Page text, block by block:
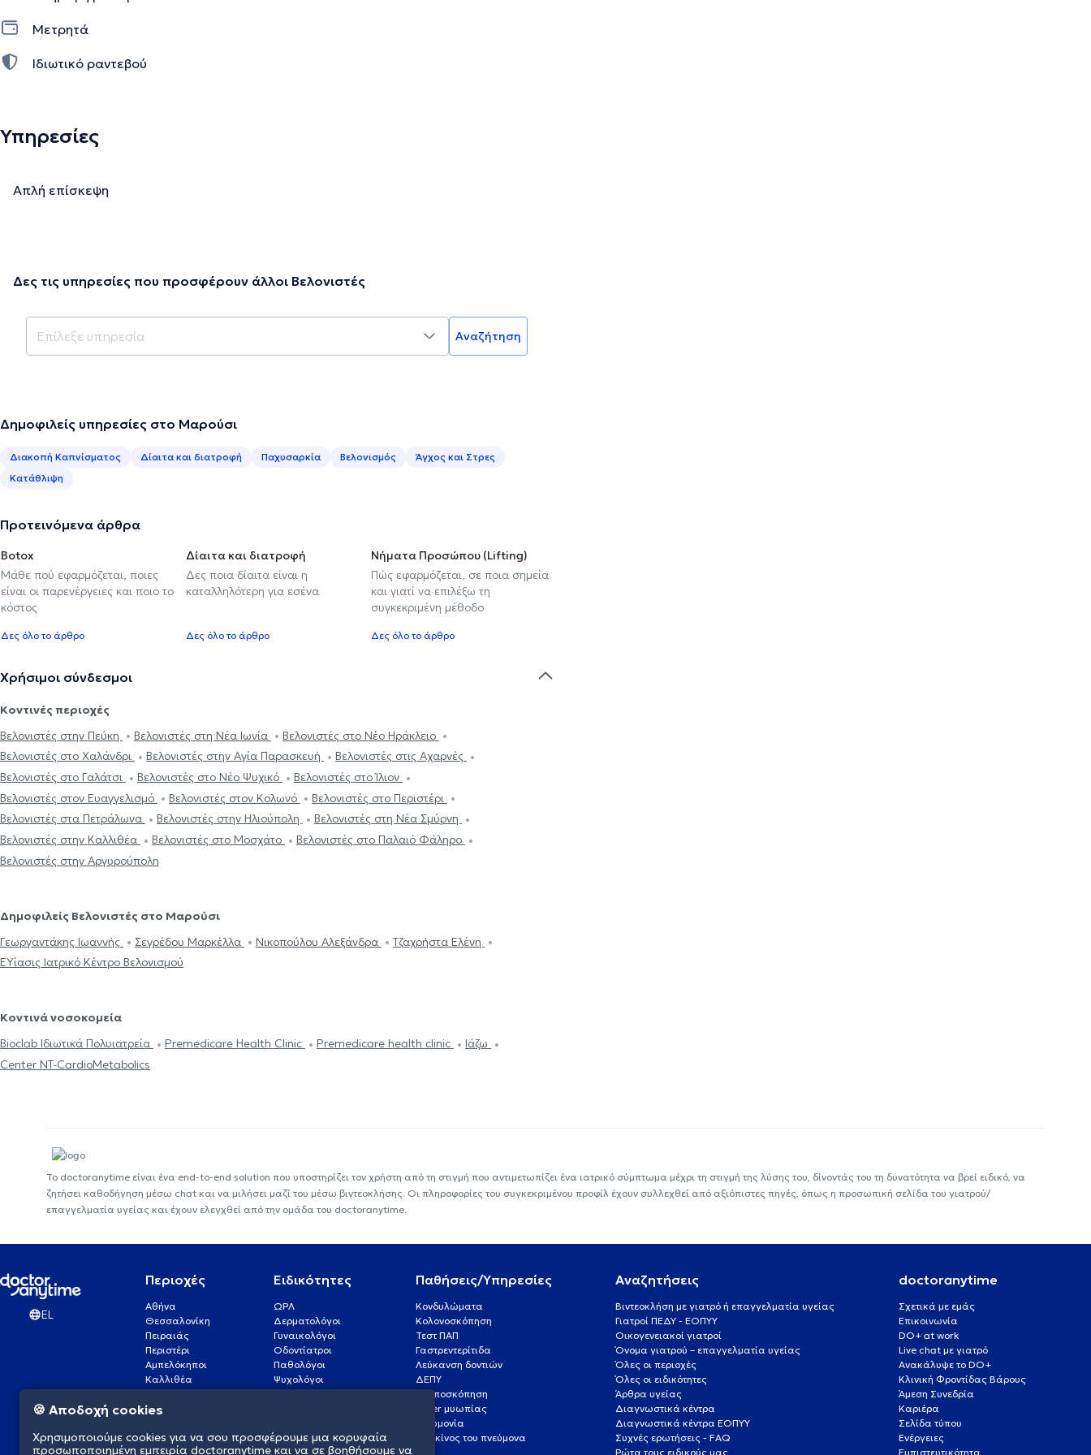
Μετρητά
Ιδιωτικό ραντεβού
Υπηρεσίες
Απλή επίσκεψη
Δες τις υπηρεσίες που προσφέρουν άλλοι Βελονιστές
Αναζήτηση
Δημοφιλείς υπηρεσίες στο Μαρούσι
Διακοπή Καπνίσματος Δίαιτα και διατροφή Παχυσαρκία Βελονισμός
Άγχος και Στρες
Κατάθλιψη
Προτεινόμενα άρθρα
Botox
Μάθε πού εφαρμόζεται, ποιες
είναι οι παρενέργειες και ποιο το
κόστος
Δες όλο το άρθρο
Δίαιτα και διατροφή
Δες ποια δίαιτα είναι η
καταλληλότερη για εσένα
Δες όλο το άρθρο
Νήματα Προσώπου (Lifting)
Πώς εφαρμόζεται, σε ποια σημεία
και γιατί να επιλέξω τη
συγκεκριμένη μέθοδο
Δες όλο το άρθρο
Χρήσιμοι σύνδεσμοι
Κοντινές περιοχές
Βελονιστές στην Πεύκη
Βελονιστές στη Νέα Ιωνία
Βελονιστές στο Νέο Ηράκλειο
Βελονιστές στο Χαλάνδρι
Βελονιστές στην Αγία Παρασκευή
Βελονιστές στις Αχαρνές
Βελονιστές στο Γαλάτσι
Βελονιστές στο Νέο Ψυχικό
Βελονιστές στο Ίλιον
Βελονιστές στον Ευαγγελισμό
Βελονιστές στον Κολωνό
Βελονιστές στο Περιστέρι
Βελονιστές στα Πετράλωνα
Βελονιστές στην Ηλιούπολη
Βελονιστές στη Νέα Σμύρνη
Βελονιστές στην Καλλιθέα
Βελονιστές στο Μοσχάτο
Βελονιστές στο Παλαιό Φάληρο
Βελονιστές στην Αργυρούπολη
Δημοφιλείς Βελονιστές στο Μαρούσι
Γεωργαντάκης Ιωαννής
Σεγρέδου Μαρκέλλα Νικοπούλου Αλεξάνδρα
Τζαχρήστα Ελένη
ΕΥίασις Ιατρικό Κέντρο Βελονισμού
Κοντινά νοσοκομεία
Bioclab Ιδιωτικά Πολυιατρεία
Premedicare Health Clinic Premedicare health clinic
Ιάζω
Center NT-CardioMetabolics
Το doctoranytime είναι ένα end-to-end solution που υποστηρίζει τον χρήστη από τη στιγμή που αντιμετωπίζει ένα ιατρικό σύμπτωμα μέχρι τη στιγμή της λύσης του, δίνοντάς του τη δυνατότητα να βρεί ειδικό, να
ζητήσει καθοδήγηση μέσω chat και να μιλήσει μαζί του μέσω βιντεοκλήσης. Οι πληροφορίες του συγκεκριμένου προφίλ έχουν συλλεχθεί από αξιόπιστες πηγές, όπως η προσωπική σελίδα του γιατρού/
επαγγελματία υγείας και έχουν ελεγχθεί από την ομάδα του doctoranytime.
EL
Περιοχές
Αθήνα
Θεσσαλονίκη
Πειραιάς
Περιστέρι
Αμπελόκηποι
Καλλιθέα
Γλυφάδα
Νέα Σμύρνη
Ειδικότητες
ΩΡΛ
Δερματολόγοι
Γυναικολόγοι
Οδοντίατροι
Παθολόγοι
Ψυχολόγοι
Καρδιολόγοι
Παθήσεις/Υπηρεσίες
Κονδυλώματα
Κολονοσκόπηση
Τεστ ΠΑΠ
Γαστρεντερίτιδα
Λεύκανση δοντιών
ΔΕΠΥ
Κολποσκόπηση
Laser μυωπίας
Πνευμονία
Καρκίνος του πνεύμονα
Αναζητήσεις
Βιντεοκλήση με γιατρό ή επαγγελματία υγείας
Γιατροί ΠΕΔΥ - ΕΟΠΥΥ
Οικογενειακοί γιατροί
Όνομα γιατρού – επαγγελματία υγείας
Όλες οι περιοχές
Όλες οι ειδικότητες
Άρθρα υγείας
Διαγνωστικά κέντρα
Διαγνωστικά κέντρα ΕΟΠΥΥ
Συχνές ερωτήσεις - FAQ
Ρώτα τους ειδικούς μας
doctoranytime
Σχετικά με εμάς
Επικοινωνία
DO+ at work
Live chat με γιατρό
Ανακάλυψε το DO+
Κλινική Φροντίδας Βάρους
Άμεση Συνεδρία
Καριέρα
Σελίδα τύπου
Ενέργειες
Εμπιστευτικότητα
🍪 Αποδοχή cookies
Χρησιμοποιούμε cookies για να σου προσφέρουμε μια κορυφαία
προσωποποιημένη εμπειρία doctoranytime και να σε βοηθήσουμε να